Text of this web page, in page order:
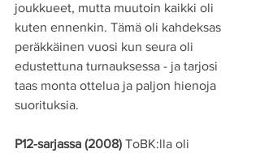
joukkueet, mutta muutoin kaikki oli
kuten ennenkin. Tämä oli kahdeksas
peräkkäinen vuosi kun seura oli
edustettuna turnauksessa - ja tarjosi
taas monta ottelua ja paljon hienoja
suorituksia.
P12-sarjassa (2008) ToBK:lla oli